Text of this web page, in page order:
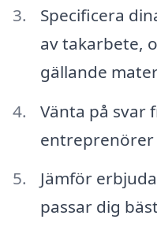
Specificera
av takarbete,
gällande
Vänta på svar
entreprenörer
Jämför
passar dig